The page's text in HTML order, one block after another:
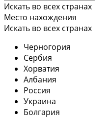
Искать во всех странах
Место нахождения
Искать во всех странах
Черногория
Сербия
Хорватия
Албания
Россия
Украина
Болгария